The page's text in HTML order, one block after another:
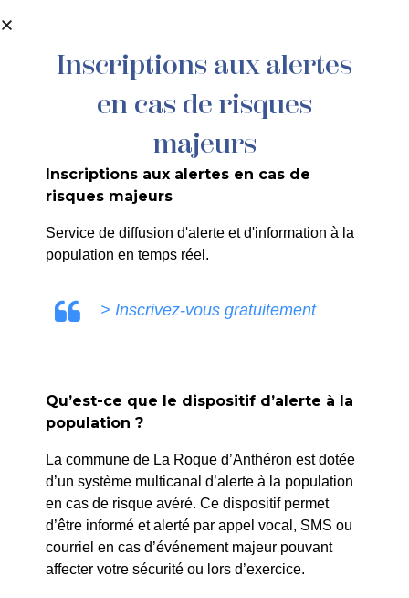
principal
215/2024 : Les Déménageurs Bretons
– Bd de la Paix
ULE0V
PRÉCÉDENT
Allée, Place Dolmetta
217/2024 : Trésor d’Histoire – Contre Allée et Cours
Foch – 3 Novembre 2024
Inscriptions aux alertes
en cas de risques
majeurs
Inscriptions aux alertes en cas de
risques majeurs
Service de diffusion d'alerte et d'information à la
population en temps réel.
> Inscrivez-vous gratuitement
Qu’est-ce que le dispositif d’alerte à la
population ?
La commune de La Roque d’Anthéron est dotée
d’un système multicanal d’alerte à la population
en cas de risque avéré. Ce dispositif permet
d’être informé et alerté par appel vocal, SMS ou
courriel en cas d’événement majeur pouvant
affecter votre sécurité ou lors d’exercice.